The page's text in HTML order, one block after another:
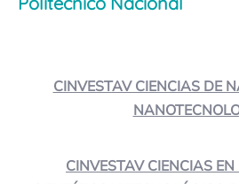
CINVESTAV CIENCIAS DE
CINVESTAV CIENCIAS